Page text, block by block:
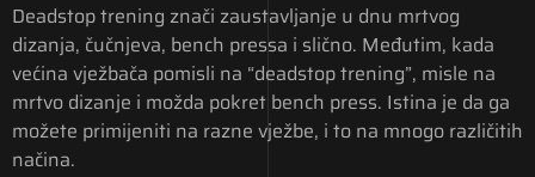
Deadstop trening znači zaustavljanje u dnu mrtvog
dizanja, čučnjeva, bench pressa i slično. Međutim, kada
većina vježbača pomisli na “deadstop trening”, misle na
mrtvo dizanje i možda pokret bench press. Istina je da ga
možete primijeniti na razne vježbe, i to na mnogo različitih
načina.